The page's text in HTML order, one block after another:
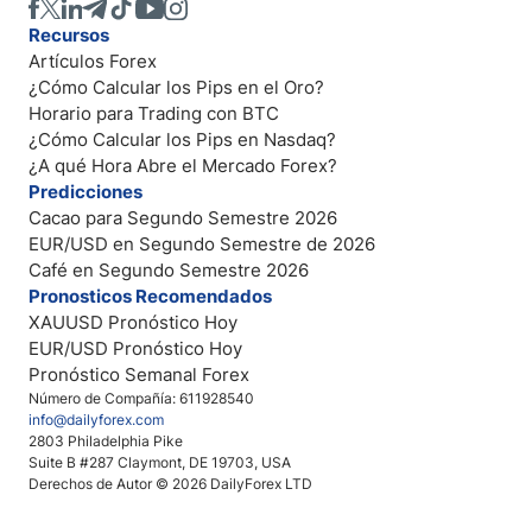
Número de Compañía: 611928540
info@dailyforex.com
2803 Philadelphia Pike
Suite B #287 Claymont, DE 19703, USA
Derechos de Autor © 2026 DailyForex LTD
Recursos
Artículos Forex
¿Cómo Calcular los Pips en el Oro?
Horario para Trading con BTC
¿Cómo Calcular los Pips en Nasdaq?
¿A qué Hora Abre el Mercado Forex?
Predicciones
Cacao para Segundo Semestre 2026
EUR/USD en Segundo Semestre de 2026
Café en Segundo Semestre 2026
Pronosticos Recomendados
XAUUSD Pronóstico Hoy
EUR/USD Pronóstico Hoy
Pronóstico Semanal Forex